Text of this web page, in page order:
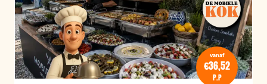
vanaf
€36,52
P.P